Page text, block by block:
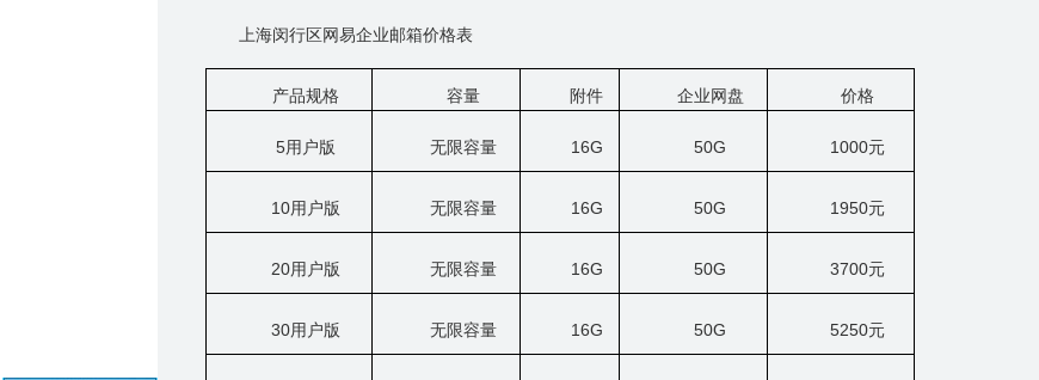
上海闵行区网易企业邮箱价格表
产品规格 容量 附件 企业网盘 价格
5用户版 无限容量 16G 50G 1000元
10用户版 无限容量 16G 50G 1950元
20用户版 无限容量 16G 50G 3700元
30用户版 无限容量 16G 50G 5250元